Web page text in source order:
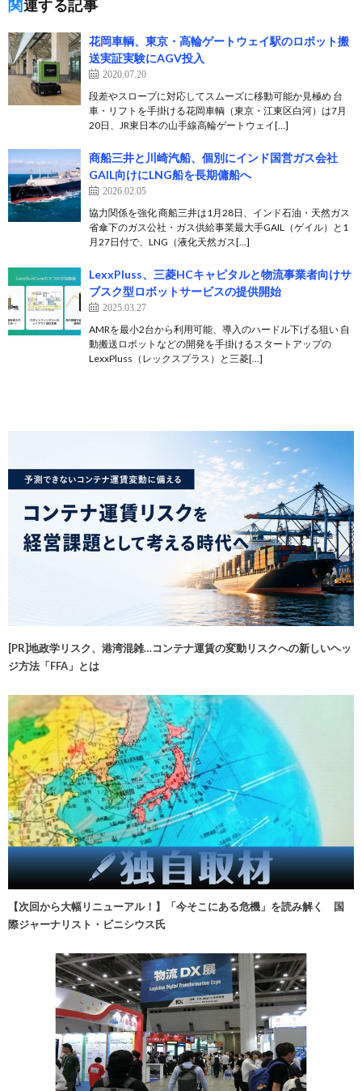
関連する記事
花岡車輌、東京・高輪ゲートウェイ駅のロボット搬
送実証実験にAGV投入
2020.07.20
段差やスロープに対応してスムーズに移動可能か見極め 台
車・リフトを手掛ける花岡車輌（東京・江東区白河）は7月
20日、JR東日本の山手線高輪ゲートウェイ[…]
商船三井と川崎汽船、個別にインド国営ガス会社
GAIL向けにLNG船を長期傭船へ
2026.02.05
協力関係を強化 商船三井は1月28日、インド石油・天然ガス
省傘下のガス公社・ガス供給事業最大手GAIL（ゲイル）と1
月27日付で、LNG（液化天然ガス[…]
LexxPluss、三菱HCキャピタルと物流事業者向けサ
ブスク型ロボットサービスの提供開始
2025.03.27
AMRを最小2台から利用可能、導入のハードル下げる狙い 自
動搬送ロボットなどの開発を手掛けるスタートアップの
LexxPluss（レックスプラス）と三菱[…]
[PR]地政学リスク、港湾混雑…コンテナ運賃の変動リスクへの新しいヘッ
ジ方法「FFA」とは
【次回から大幅リニューアル！】「今そこにある危機」を読み解く 国
際ジャーナリスト・ビニシウス氏